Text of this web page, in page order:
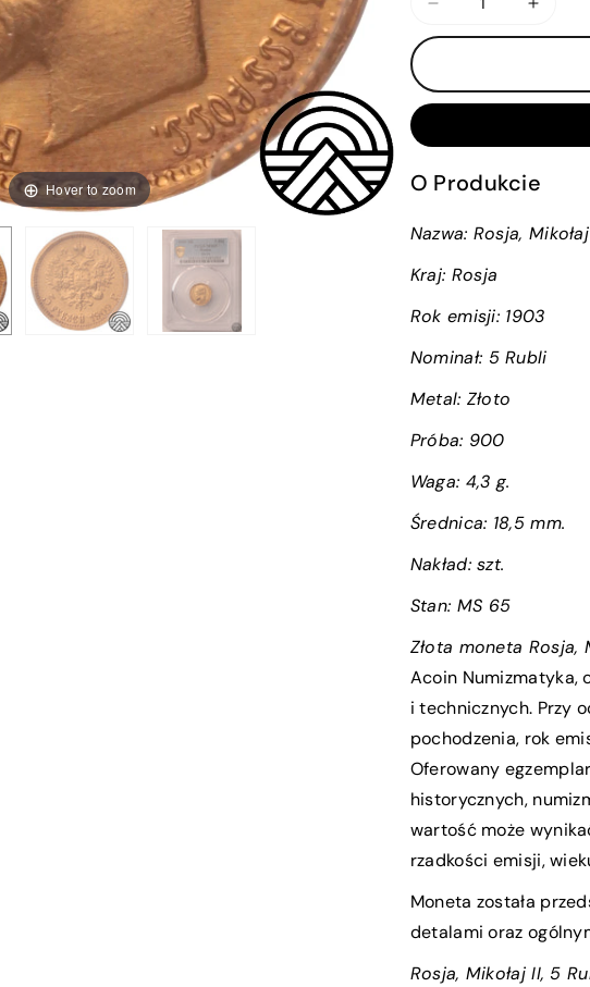
Hover to zoom
Zmniejsz
ilość
Rosja,
II,
5
Rubli
1909
PCGS
65
Zwiększ
ilość
Rosja,
II,
Rubli
1909
65
O Produkcie
Nazwa: Rosja,
Kraj: Rosja
Rok emisji: 1903
Nominał: 5 Rubli
Metal: Złoto
Próba: 900
Waga: 4,3 g.
Średnica: 18,5 mm.
Nakład: szt.
Stan: MS 65
Złota moneta Rosja,
Acoin Numizmatyka,
i technicznych. Przy
pochodzenia, rok
Oferowany
historycznych,
wartość może
rzadkości emisji,
Moneta została
detalami oraz
Rosja, Mikołaj II, 5